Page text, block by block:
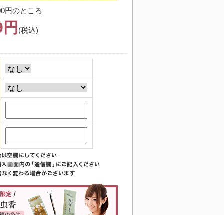
円のところ
(税込)